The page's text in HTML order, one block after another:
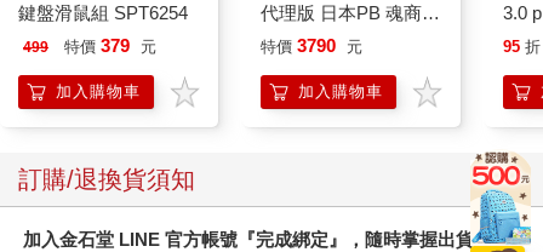
鍵盤滑鼠組 SPT6254
499 特價 379 元
加入購物車
代理版 日本PB 魂商店
限定 數碼寶貝 D-ARK
特價 3790 元
加入購物車
3.0
黑
95 折
訂購/退換貨須知
加入金石堂 LINE 官方帳號『完成綁定』，隨時掌握出貨動